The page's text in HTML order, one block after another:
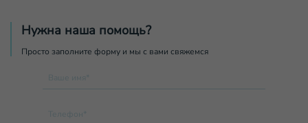
Нужна наша помощь?
Просто заполните форму и мы с вами свяжемся
Ваше имя*
Телефон*